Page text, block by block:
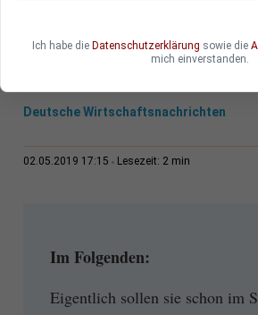
Deutsche Wirtschaftsnachrichten
02.05.2019 17:15 Lesezeit: 2 min
Im Folgenden:
Eigentlich sollen sie schon im
Ich habe die Datenschutzerklärung sowie die
mich einverstanden.